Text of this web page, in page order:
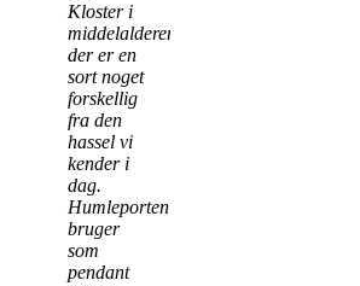
Kloster i
middelalderen,
der er en
sort noget
forskellig
fra den
hassel vi
kender i
dag.
Humleporten
bruger
som
pendant